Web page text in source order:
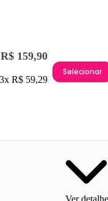
R$ 159,90
3x R$ 59,29
Selecionar